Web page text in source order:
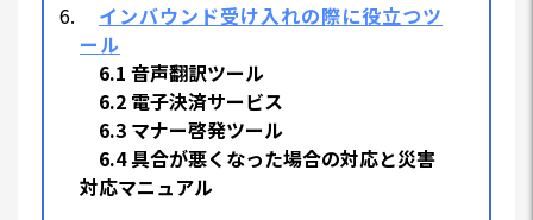
インバウンド受け入れの際に役立つツ
ール
6.1 音声翻訳ツール
6.2 電子決済サービス
6.3 マナー啓発ツール
6.4 具合が悪くなった場合の対応と災害
対応マニュアル